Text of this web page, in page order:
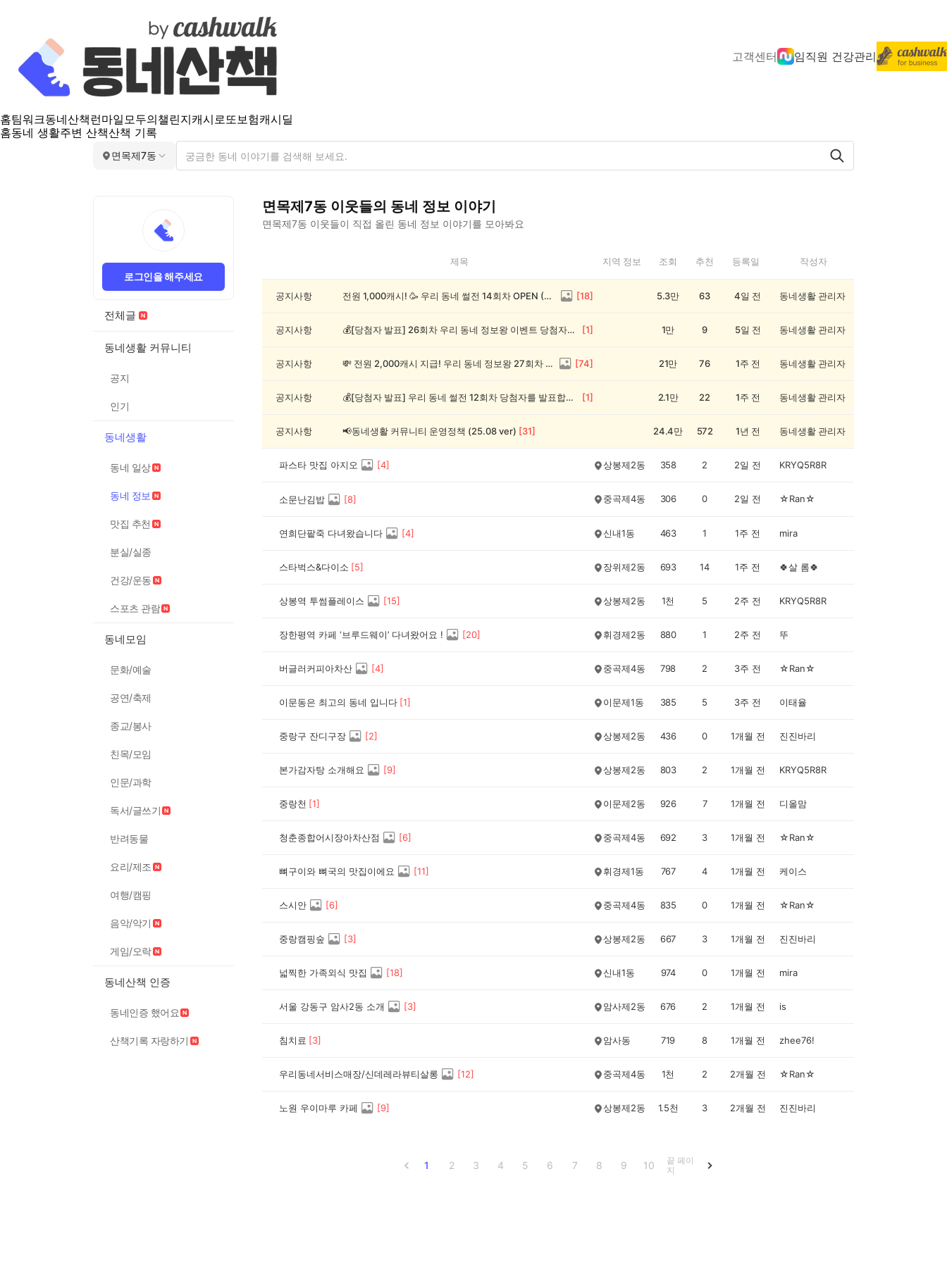
고객센터 임직원 건강관리
홈팀워크동네산책 런마일모두의챌린지캐시로또보험캐시딜
홈동네 생활주변 산책산책 기록
면목제7동
로그인을 해주세요
전체글
동네생활 커뮤니티
공지
인기
동네생활
동네 일상
동네 정보
맛집 추천
분실/실종
건강/운동
스포츠 관람
동네모임
문화/예술
공연/축제
종교/봉사
친목/모임
인문/과학
독서/글쓰기
반려동물
요리/제조
여행/캠핑
음악/악기
게임/오락
동네산책 인증
동네인증 했어요
산책기록 자랑하기
면목제7동 이웃들의 동네 정보 이야기
면목제7동 이웃들이 직접 올린 동네 정보 이야기를 모아봐요
제
제목 지역 정보 조회 추천 등록일 작성자
공지사항 전원 1,000캐시! 🥳 우리 동네 썰전 14회차 OPEN (~8/17) [18] 5.3만 63 4일 전 동네생활 관리자
공지사항 💰[당첨자 발표] 26회차 우리 동네 정보왕 이벤트 당첨자를 발표합니다! [1] 1만 9 5일 전 동네생활 관리자
공지사항 💸 전원 2,000캐시 지급! 우리 동네 정보왕 27회차 (~8/10) [74] 21만 76 1주 전 동네생활 관리자
공지사항 💰[당첨자 발표] 우리 동네 썰전 12회차 당첨자를 발표합니다! [1] 2.1만 22 1주 전 동네생활 관리자
공지사항 📢동네생활 커뮤니티 운영정책 (25.08 ver) [31] 24.4만 572 1년 전 동네생활 관리자
파스타 맛집 아지오 [4] 상봉제2동 358 2 2일 전 KRYQ5R8R
소문난김밥 [8] 중곡제4동 306 0 2일 전 ☆Ran☆
연희단팥죽 다녀왔습니다 [4] 신내1동 463 1 1주 전 mira
스타벅스&다이소 [5] 장위제2동 693 14 1주 전 🍀살 롬🍀
상봉역 투썸플레이스 [15] 상봉제2동 1천 5 2주 전 KRYQ5R8R
장한평역 카페 ‘브루드웨이’ 다녀왔어요 ! [20] 휘경제2동 880 1 2주 전 뚜
버글러커피아차산 [4] 중곡제4동 798 2 3주 전 ☆Ran☆
이문동은 최고의 동네 입니다 [1] 이문제1동 385 5 3주 전 이태율
중랑구 잔디구장 [2] 상봉제2동 436 0 1개월 전 진진바리
본가감자탕 소개해요 [9] 상봉제2동 803 2 1개월 전 KRYQ5R8R
중랑천 [1] 이문제2동 926 7 1개월 전 디올맘
청춘종합어시장아차산점 [6] 중곡제4동 692 3 1개월 전 ☆Ran☆
뼈구이와 뼈국의 맛집이에요 [11] 휘경제1동 767 4 1개월 전 케이스
스시안 [6] 중곡제4동 835 0 1개월 전 ☆Ran☆
중랑캠핑숲 [3] 상봉제2동 667 3 1개월 전 진진바리
넓찍한 가족외식 맛집 [18] 신내1동 974 0 1개월 전 mira
서울 강동구 암사2동 소개 [3] 암사제2동 676 2 1개월 전 is
침치료 [3] 암사동 719 8 1개월 전 zhee76!
우리동네서비스매장/신데레라뷰티살롱 [12] 중곡제4동 1천 2 2개월 전 ☆Ran☆
노원 우이마루 카페 [9] 상봉제2동 1.5천 3 2개월 전 진진바리
1 2 3 4 5 6 7 8 9 10
끝 페이
지